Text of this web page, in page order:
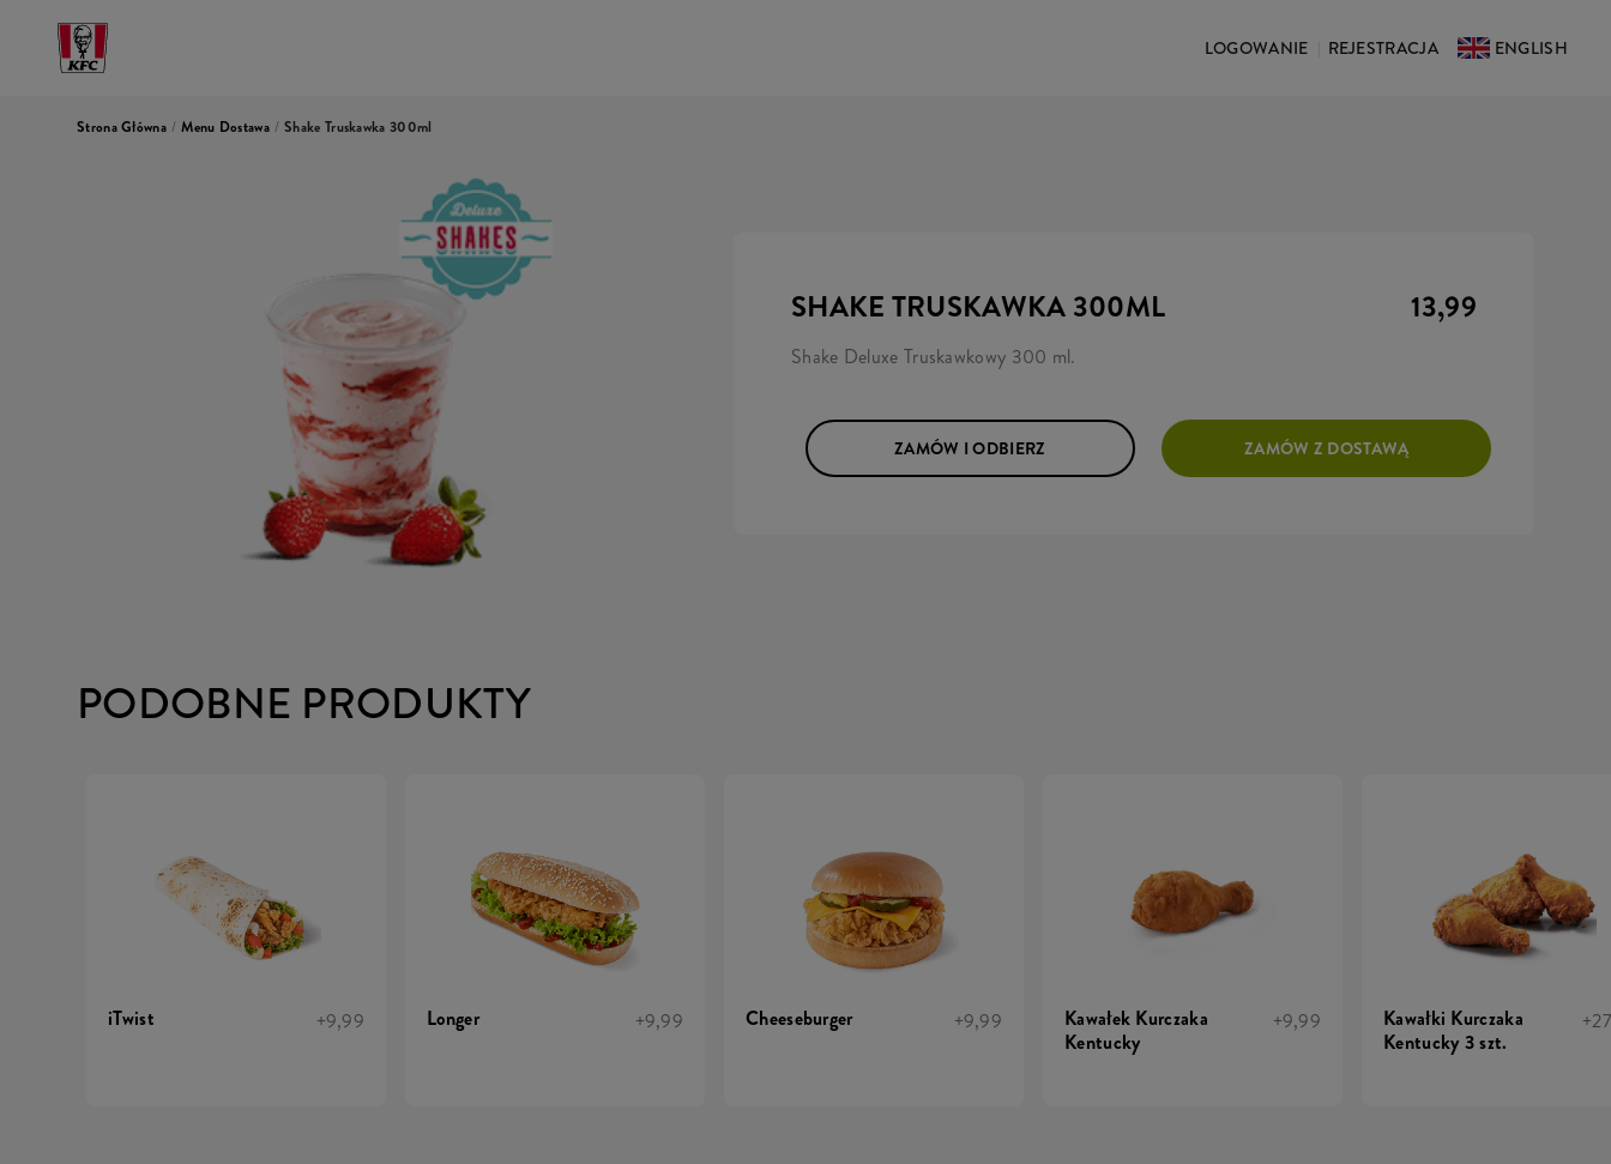
LOGOWANIE REJESTRACJA ENGLISH
Strona Główna / Menu Dostawa / Shake Truskawka 300ml
SHAKE TRUSKAWKA 300ML 13,99
Shake Deluxe Truskawkowy 300 ml.
ZAMÓW I ODBIERZ ZAMÓW Z DOSTAWĄ
PODOBNE PRODUKTY
iTwist +9,99 Longer +9,99 Cheeseburger +9,99
Kawałek Kurczaka
Kentucky
+9,99
Kawałki Kurczaka
Kentucky 3 szt.